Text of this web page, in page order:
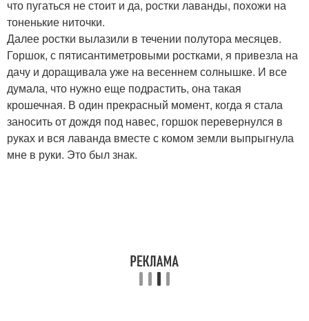
что пугаться не стоит и да, ростки лаванды, похожи на
тоненькие ниточки.
Далее ростки вылазили в течении полутора месяцев.
Горшок, с пятисантиметровыми ростками, я привезла на
дачу и доращивала уже на весеннем солнышке. И все
думала, что нужно еще подрастить, она такая
крошечная. В один прекрасный момент, когда я стала
заносить от дождя под навес, горшок перевернулся в
руках и вся лаванда вместе с комом земли выпрыгнула
мне в руки. Это был знак.